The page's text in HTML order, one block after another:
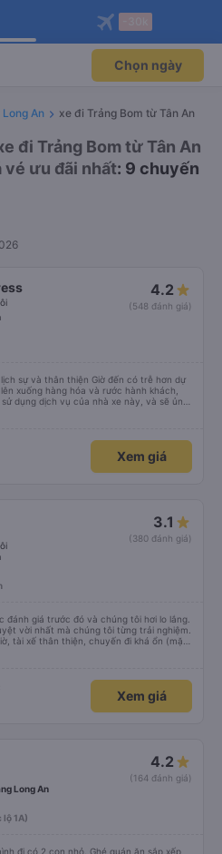
ngay!
viên độc
Mở app
vé máy bay qua
Mở app
Chọn ngày
An xe đi Trảng Bom từ Tân An
đi Trảng Bom từ Tân An
vé ưu đãi nhất: 9 chuyến
4.2
(548 đánh giá)
sự và thân thiện Giờ đến có trễ hơn dự
xuống hàng hóa và rước hành khách,
dụng dịch vụ của nhà xe này, và sẽ ủng
dịch vụ của nhà xe này
Xem giá
3.1
(380 đánh giá)
đánh giá trước đó và chúng tôi hơi lo lắng.
vời nhất mà chúng tôi từng trải nghiệm.
tài xế thân thiện, chuyến đi khá ổn (mặc
của Việt Nam ^^), và chỗ ngồi thoải
Xem giá
4.2
(164 đánh giá)
Long An
lộ 1A)
đi có 2 con nhỏ. Ghé quán ăn sắp xếp